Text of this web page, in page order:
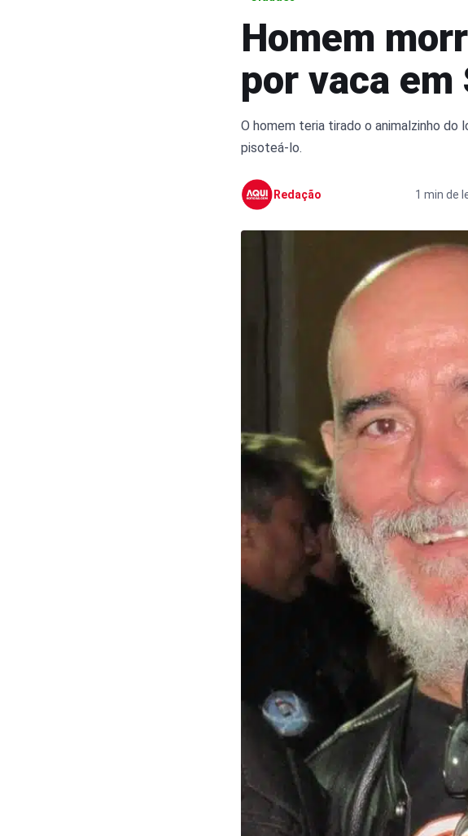
Homem
por vaca em
O homem teria tirado o animalzinho do
pisoteá-lo.
Redação 1 min de